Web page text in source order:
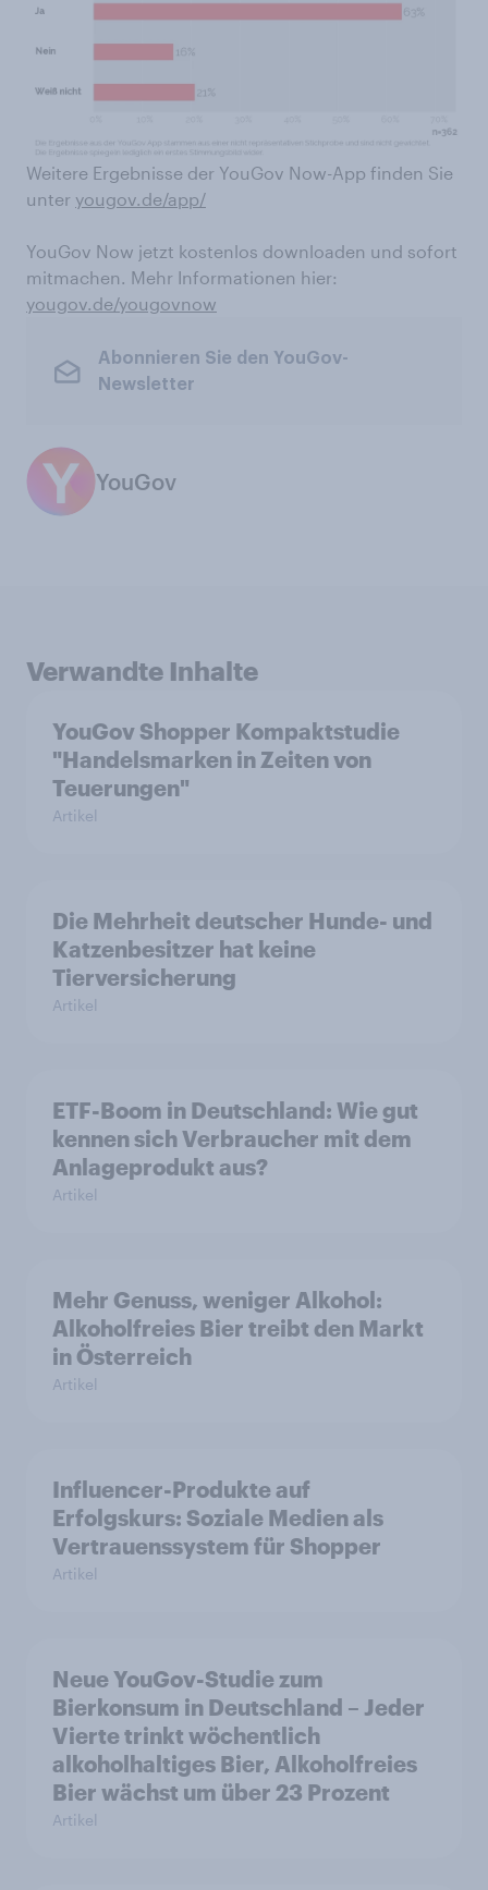
Weitere Ergebnisse der YouGov Now-App finden Sie
unter yougov.de/app/
YouGov Now jetzt kostenlos downloaden und sofort
mitmachen. Mehr Informationen hier:
yougov.de/yougovnow
Abonnieren Sie den YouGov-
Newsletter
YouGov
Verwandte Inhalte
YouGov Shopper Kompaktstudie
"Handelsmarken in Zeiten von
Teuerungen"
Artikel
Die Mehrheit deutscher Hunde- und
Katzenbesitzer hat keine
Tierversicherung
Artikel
ETF-Boom in Deutschland: Wie gut
kennen sich Verbraucher mit dem
Anlageprodukt aus?
Artikel
Mehr Genuss, weniger Alkohol:
Alkoholfreies Bier treibt den Markt
in Österreich
Artikel
Influencer-Produkte auf
Erfolgskurs: Soziale Medien als
Vertrauenssystem für Shopper
Artikel
Neue YouGov-Studie zum
Bierkonsum in Deutschland – Jeder
Vierte trinkt wöchentlich
alkoholhaltiges Bier, Alkoholfreies
Bier wächst um über 23 Prozent
Artikel